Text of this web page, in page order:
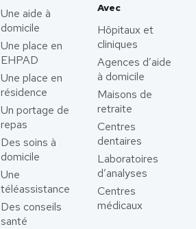
Une aide à
domicile
Une place en
EHPAD
Une place en
résidence
Un portage de
repas
Des soins à
domicile
Une
téléassistance
Des conseils
santé
Avec
Hôpitaux et
cliniques
Agences d’aide
à domicile
Maisons de
retraite
Centres
dentaires
Laboratoires
d’analyses
Centres
médicaux